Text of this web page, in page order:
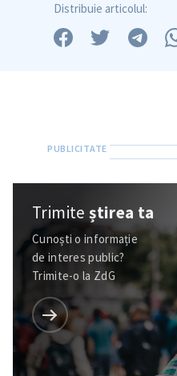
Distribuie articolul:
Trimiteștirea ta
Cunoști o informație
de interes public?
Trimite-o la ZdG
ȘTIREA MEA
Titlu știre+ Adaugă titlu